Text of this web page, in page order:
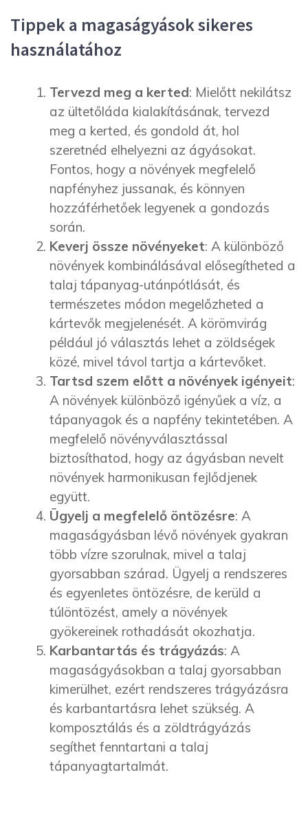
Tippek a magaságyások sikeres
használatához
Tervezd meg a kerted: Mielőtt nekilátsz
az ültetőláda kialakításának, tervezd
meg a kerted, és gondold át, hol
szeretnéd elhelyezni az ágyásokat.
Fontos, hogy a növények megfelelő
napfényhez jussanak, és könnyen
hozzáférhetőek legyenek a gondozás
során.
Keverj össze növényeket: A különböző
növények kombinálásával elősegítheted a
talaj tápanyag-utánpótlását, és
természetes módon megelőzheted a
kártevők megjelenését. A körömvirág
például jó választás lehet a zöldségek
közé, mivel távol tartja a kártevőket.
Tartsd szem előtt a növények igényeit:
A növények különböző igényűek a víz, a
tápanyagok és a napfény tekintetében. A
megfelelő növényválasztással
biztosíthatod, hogy az ágyásban nevelt
növények harmonikusan fejlődjenek
együtt.
Ügyelj a megfelelő öntözésre: A
magaságyásban lévő növények gyakran
több vízre szorulnak, mivel a talaj
gyorsabban szárad. Ügyelj a rendszeres
és egyenletes öntözésre, de kerüld a
túlöntözést, amely a növények
gyökereinek rothadását okozhatja.
Karbantartás és trágyázás: A
magaságyásokban a talaj gyorsabban
kimerülhet, ezért rendszeres trágyázásra
és karbantartásra lehet szükség. A
komposztálás és a zöldtrágyázás
segíthet fenntartani a talaj
tápanyagtartalmát.